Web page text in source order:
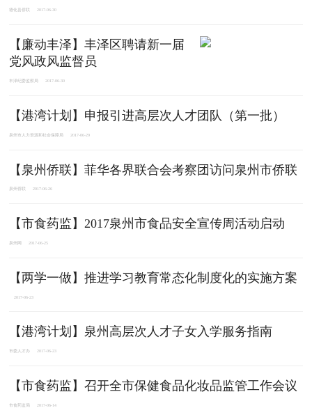
德化县侨联 2017-06-30
【廉动丰泽】丰泽区聘请新一届
党风政风监督员
丰泽纪委监察局 2017-06-30
【港湾计划】申报引进高层次人才团队（第一批）
泉州市人力资源和社会保障局 2017-06-29
【泉州侨联】菲华各界联合会考察团访问泉州市侨联
泉州侨联 2017-06-26
【市食药监】2017泉州市食品安全宣传周活动启动
泉州网 2017-06-25
【两学一做】推进学习教育常态化制度化的实施方案
2017-06-23
【港湾计划】泉州高层次人才子女入学服务指南
市委人才办 2017-06-23
【市食药监】召开全市保健食品化妆品监管工作会议
市食药监局 2017-06-14